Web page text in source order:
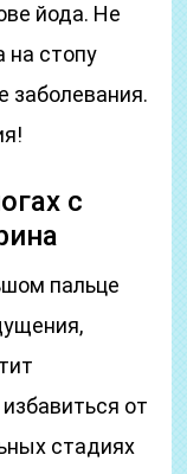
йода. Не
на стопу
заболевания.
с
пальце
от
стадиях